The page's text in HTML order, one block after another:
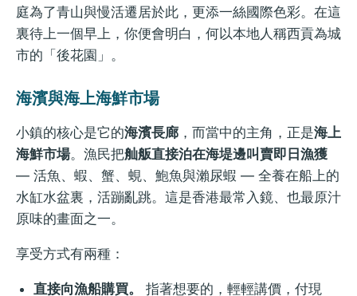
庭為了青山與慢活遷居於此，更添一絲國際色彩。在這
裏待上一個早上，你便會明白，何以本地人稱西貢為城
市的「後花園」。
海濱與海上海鮮市場
小鎮的核心是它的海濱長廊 ，而當中的主角，正是海上
海鮮市場。漁民把舢舨直接泊在海堤邊叫賣即日漁獲
— 活魚、蝦、蟹、蜆、鮑魚與瀨尿蝦 — 全養在船上的
水缸水盆裏，活蹦亂跳。這是香港最常入鏡、也最原汁
原味的畫面之一。
享受方式有兩種：
直接向漁船購買。
指著想要的，輕輕講價，付現